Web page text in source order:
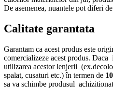
De asemenea, nuantele pot diferi
Calitate garantata
Garantam ca acest produs este
comercializeze acest produs.
utilizarea acestor lenjerii
spalat, cusaturi etc.) în termen de
sa va schimbe produsul